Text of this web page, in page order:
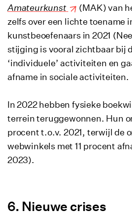
Amateurkunst
(MAK) van
zelfs over een lichte toename
kunstbeoefenaars in 2021
stijging is vooral zichtbaar bij
‘individuele’ activiteiten en
afname in sociale activiteiten.
In 2022 hebben fysieke
terrein teruggewonnen. Hun
procent t.o.v. 2021, terwijl de
webwinkels met 11 procent
2023).
Nieuwe crises